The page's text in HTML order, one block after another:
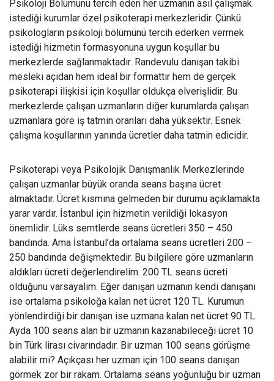
Psikoloji Bölümünü tercih eden her uzmanın asıl çalışmak
istediği kurumlar özel psikoterapi merkezleridir. Çünkü
psikologların psikoloji bölümünü tercih ederken vermek
istediği hizmetin formasyonuna uygun koşullar bu
merkezlerde sağlanmaktadır. Randevulu danışan takibi
mesleki açıdan hem ideal bir formattır hem de gerçek
psikoterapi ilişkisi için koşullar oldukça elverişlidir. Bu
merkezlerde çalışan uzmanların diğer kurumlarda çalışan
uzmanlara göre iş tatmin oranları daha yüksektir. Esnek
çalışma koşullarının yanında ücretler daha tatmin edicidir.
Psikoterapi veya Psikolojik Danışmanlık Merkezlerinde
çalışan uzmanlar büyük oranda seans başına ücret
almaktadır. Ücret kısmına gelmeden bir durumu açıklamakta
yarar vardır. İstanbul için hizmetin verildiği lokasyon
önemlidir. Lüks semtlerde seans ücretleri 350 – 450
bandında. Ama İstanbul’da ortalama seans ücretleri 200 –
250 bandında değişmektedir. Bu bilgilere göre uzmanların
aldıkları ücreti değerlendirelim. 200 TL seans ücreti
olduğunu varsayalım. Eğer danışan uzmanın kendi danışanı
ise ortalama psikoloğa kalan net ücret 120 TL. Kurumun
yönlendirdiği bir danışan ise uzmana kalan net ücret 90 TL.
Ayda 100 seans alan bir uzmanın kazanabileceği ücret 10
bin Türk lirası civarındadır. Bir uzman 100 seans görüşme
alabilir mi? Açıkçası her uzman için 100 seans danışan
görmek zor bir rakam. Ortalama seans yoğunluğu bir uzman